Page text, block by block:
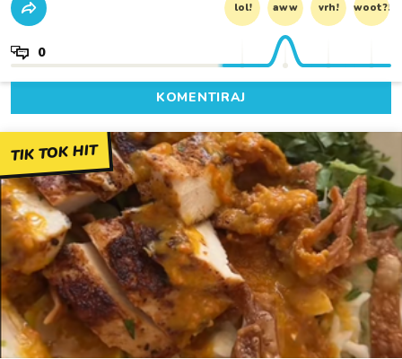
lol! aww vrh! woot?!
0
KOMENTIRAJ
TIK TOK HIT